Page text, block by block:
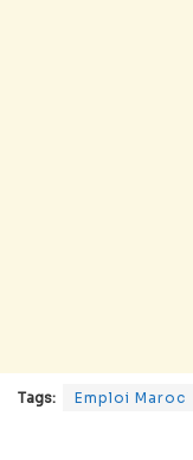
Tags: Emploi Maroc